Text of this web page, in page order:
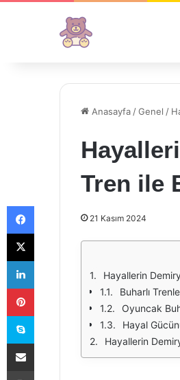
Anasayfa /Genel /
Tren ile
21 Kasım 2024
Hayallerin
Buharlı
Oyuncak
Hayal
Hayallerin
Facebook
X
LinkedIn
Pinterest
Skype
E-Posta ile paylaş